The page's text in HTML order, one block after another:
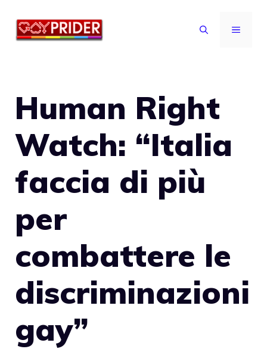
MENU
Human Right
Watch: “Italia
faccia di più
per
combattere le
discriminazioni
gay”